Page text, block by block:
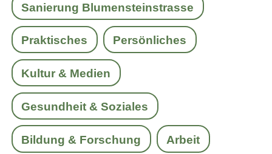
Sanierung Blumensteinstrasse
Praktisches Persönliches
Kultur & Medien
Gesundheit & Soziales
Bildung & Forschung Arbeit